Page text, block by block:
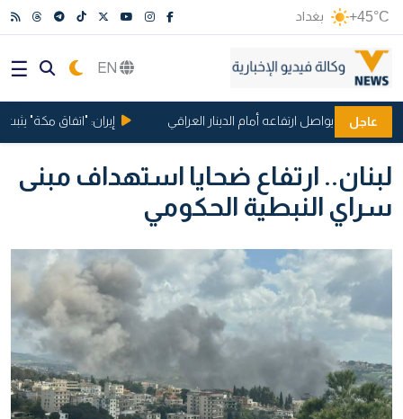
+45°C بغداد
عاجل
يواصل ارتفاعه أمام الدينار العراقي إيران: "اتفاق مكة" يثبت أن
لبنان.. ارتفاع ضحايا استهداف مبنى
سراي النبطية الحكومي